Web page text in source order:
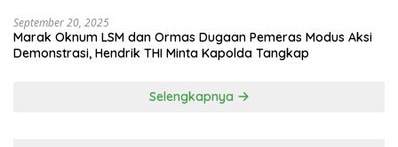
September 20, 2025
Marak Oknum LSM dan Ormas Dugaan Pemeras Modus Aksi
Demonstrasi, Hendrik THI Minta Kapolda Tangkap
Selengkapnya